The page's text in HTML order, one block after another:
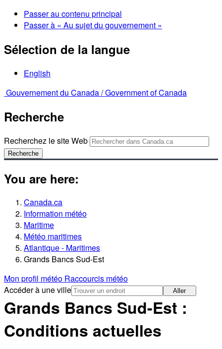
Passer au contenu principal
Passer à « Au sujet du gouvernement »
Sélection de la langue
English
Gouvernement du Canada /Government of Canada
Recherche
Recherchez le site Web
Recherche
You are here:
Canada.ca
Information météo
Maritime
Météo maritimes
Atlantique - Maritimes
Grands Bancs Sud-Est
Mon profil météo Raccourcis météo
Accéder à une ville
Aller
Grands Bancs Sud-Est :
Conditions actuelles